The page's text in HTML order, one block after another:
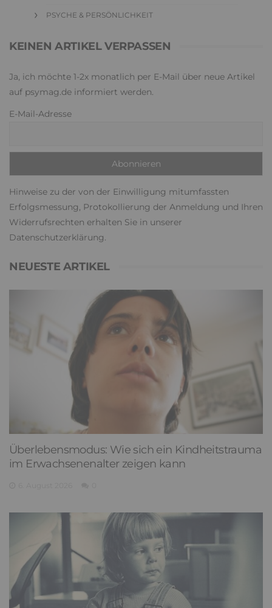
PSYCHE & PERSÖNLICHKEIT
KEINEN ARTIKEL VERPASSEN
Ja, ich möchte 1-2x monatlich per E-Mail über neue Artikel
auf psymag.de informiert werden.
E-Mail-Adresse
Hinweise zu der von der Einwilligung mitumfassten
Erfolgsmessung, Protokollierung der Anmeldung und Ihren
Widerrufsrechten erhalten Sie in unserer
Datenschutzerklärung.
NEUESTE ARTIKEL
Überlebensmodus: Wie sich ein Kindheitstrauma
im Erwachsenenalter zeigen kann